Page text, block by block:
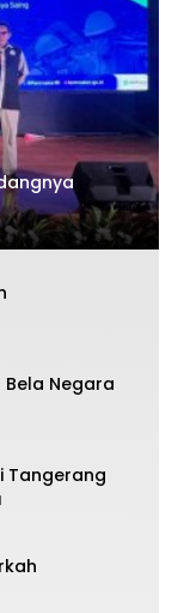
Bela Negara
Tangerang
1